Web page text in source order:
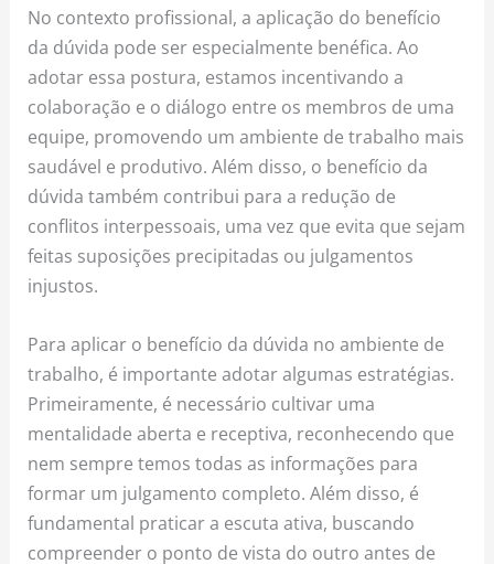
No contexto profissional, a aplicação do benefício
da dúvida pode ser especialmente benéfica. Ao
adotar essa postura, estamos incentivando a
colaboração e o diálogo entre os membros de uma
equipe, promovendo um ambiente de trabalho mais
saudável e produtivo. Além disso, o benefício da
dúvida também contribui para a redução de
conflitos interpessoais, uma vez que evita que sejam
feitas suposições precipitadas ou julgamentos
injustos.
Para aplicar o benefício da dúvida no ambiente de
trabalho, é importante adotar algumas estratégias.
Primeiramente, é necessário cultivar uma
mentalidade aberta e receptiva, reconhecendo que
nem sempre temos todas as informações para
formar um julgamento completo. Além disso, é
fundamental praticar a escuta ativa, buscando
compreender o ponto de vista do outro antes de